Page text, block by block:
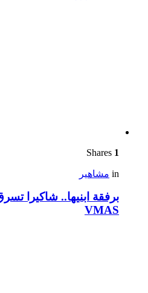
1
in مشاهير
برفقة ابنيها.. شاكيرا
VMAS